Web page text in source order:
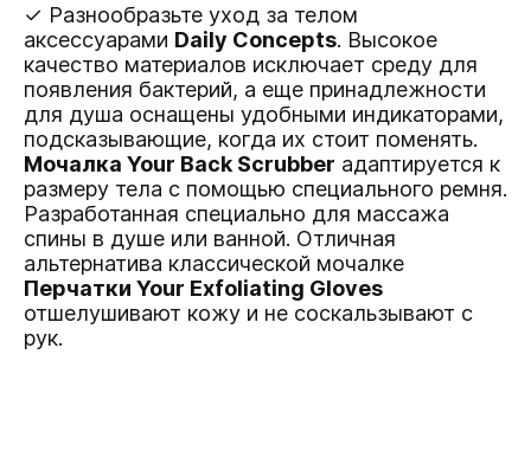
✓ Разнообразьте уход за телом
аксессуарами Daily Concepts. Высокое
качество материалов исключает среду для
появления бактерий, а еще принадлежности
для душа оснащены удобными индикаторами,
подсказывающие, когда их стоит поменять.
Мочалка Your Back Scrubber адаптируется к
размеру тела с помощью специального ремня.
Разработанная специально для массажа
спины в душе или ванной. Отличная
альтернатива классической мочалке
Перчатки Your Exfoliating Gloves
отшелушивают кожу и не соскальзывают с
рук.